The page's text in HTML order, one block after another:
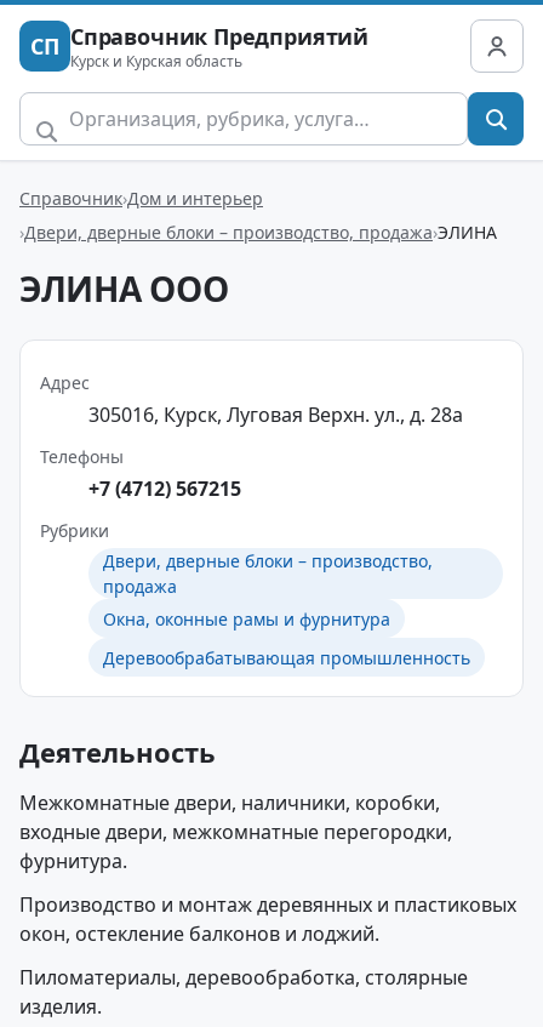
СП Справочник Предприятий
Курск и Курская область
Справочник Дом и интерьер
Двери, дверные блоки – производство, продажа ЭЛИНА
ЭЛИНА ООО
Адрес
305016, Курск, Луговая Верхн. ул., д. 28а
Телефоны
+7 (4712) 567215
Рубрики
Двери, дверные блоки – производство,
продажа
Окна, оконные рамы и фурнитура
Деревообрабатывающая промышленность
Деятельность
Межкомнатные двери, наличники, коробки,
входные двери, межкомнатные перегородки,
фурнитура.
Производство и монтаж деревянных и пластиковых
окон, остекление балконов и лоджий.
Пиломатериалы, деревообработка, столярные
изделия.